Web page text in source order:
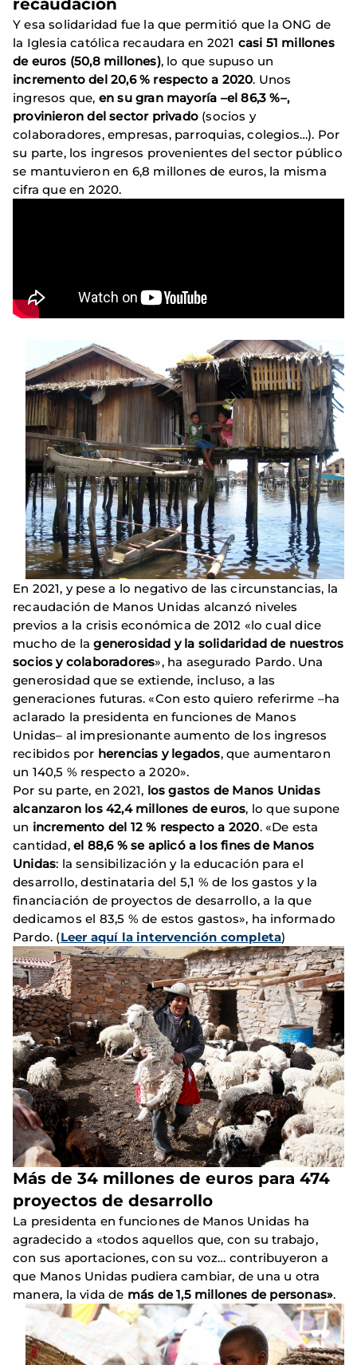
Y esa solidaridad fue la que permitió que la ONG de
la Iglesia católica recaudara en 2021 casi 51 millones
de euros (50,8 millones), lo que supuso un
incremento del 20,6 % respecto a 2020. Unos
ingresos que, en su gran mayoría –el 86,3 %–,
provinieron del sector privado (socios y
colaboradores, empresas, parroquias, colegios…). Por
su parte, los ingresos provenientes del sector público
se mantuvieron en 6,8 millones de euros, la misma
cifra que en 2020.
En 2021, y pese a lo negativo de las circunstancias, la
recaudación de Manos Unidas alcanzó niveles
previos a la crisis económica de 2012 «lo cual dice
mucho de lagenerosidad y la solidaridad de nuestros
socios y colaboradores», ha asegurado Pardo. Una
generosidad que se extiende, incluso, a las
generaciones futuras. «Con esto quiero referirme –ha
aclarado la presidenta en funciones de Manos
Unidas– al impresionante aumento de los ingresos
recibidos por herencias y legados, que aumentaron
un 140,5 % respecto a 2020».
Por su parte, en 2021, los gastos de Manos Unidas
alcanzaron los 42,4 millones de euros, lo que supone
un incremento del 12 % respecto a 2020. «De esta
cantidad, el 88,6 % se aplicó a los fines de Manos
Unidas: la sensibilización y la educación para el
desarrollo, destinataria del 5,1 % de los gastos y la
financiación de proyectos de desarrollo, a la que
dedicamos el 83,5 % de estos gastos», ha informado
Pardo. (Leer aquí la intervención completa)
Más de 34 millones de euros para 474
proyectos de desarrollo
La presidenta en funciones de Manos Unidas ha
agradecido a «todos aquellos que, con su trabajo,
con sus aportaciones, con su voz… contribuyeron a
que Manos Unidas pudiera cambiar, de una u otra
manera, la vida de más de 1,5 millones de personas».